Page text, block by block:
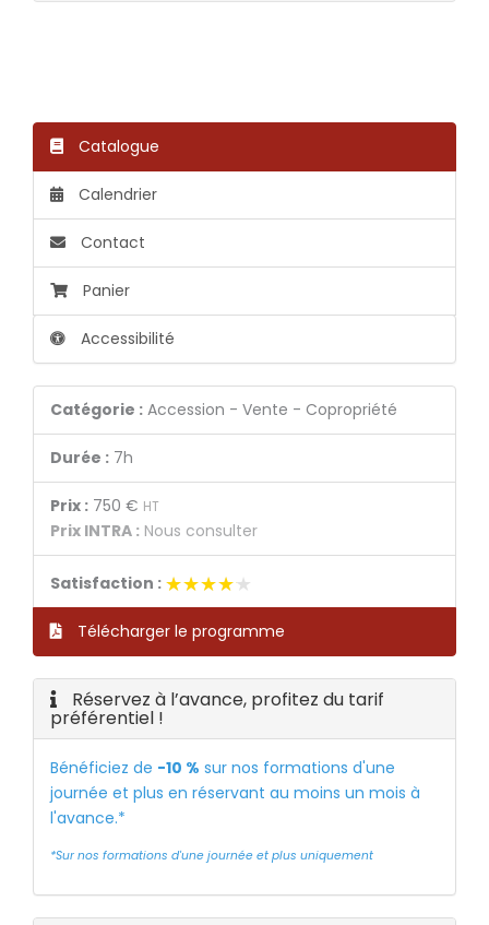
Catalogue
Calendrier
Contact
Panier
Accessibilité
Catégorie : Accession - Vente - Copropriété
Durée : 7h
Prix : 750 € HT
Prix INTRA : Nous consulter
Satisfaction : ★★★★★
★★★★★
Télécharger le programme
Réservez à l’avance, profitez du tarif
préférentiel !
Bénéficiez de -10 % sur nos formations d'une
journée et plus en réservant au moins un mois à
l'avance.*
*Sur nos formations d'une journée et plus uniquement